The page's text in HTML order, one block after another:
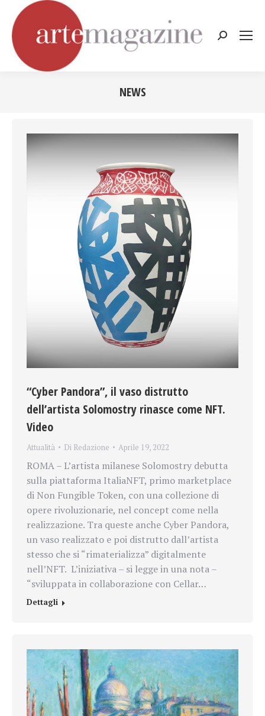
Cerca:
NEWS
“Cyber Pandora”, il vaso distrutto
dell’artista Solomostry rinasce come NFT.
Video
Attualità Di Redazione Aprile 19, 2022
ROMA – L’artista milanese Solomostry debutta
sulla piattaforma ItaliaNFT, primo marketplace
di Non Fungible Token, con una collezione di
opere rivoluzionarie, nel concept come nella
realizzazione. Tra queste anche Cyber Pandora,
un vaso realizzato e poi distrutto dall’artista
stesso che si “rimaterializza” digitalmente
nell’NFT. L’iniziativa – si legge in una nota –
“sviluppata in collaborazione con Cellar…
Dettagli